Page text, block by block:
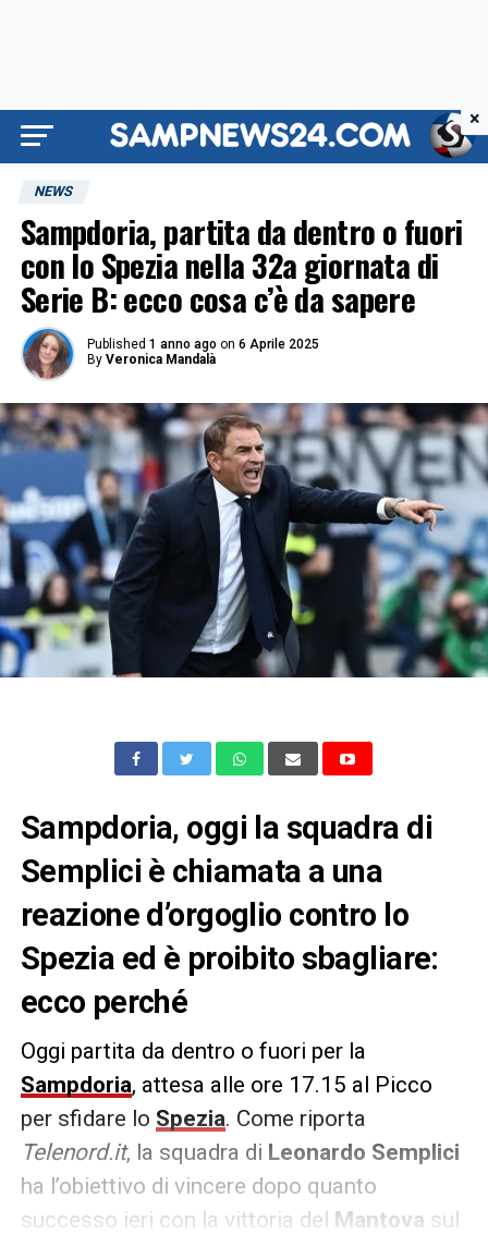
NEWS
Sampdoria, partita da dentro o fuori
con lo Spezia nella 32a giornata di
Serie B: ecco cosa c’è da sapere
Published 1 anno ago on 6 Aprile 2025
By Veronica Mandalà
Sampdoria, oggi la squadra di
Semplici è chiamata a una
reazione d’orgoglio contro lo
Spezia ed è proibito sbagliare:
ecco perché
Oggi partita da dentro o fuori per la
Sampdoria, attesa alle ore 17.15 al Picco
per sfidare lo Spezia. Come riporta
Telenord.it, la squadra di Leonardo Semplici
ha l’obiettivo di vincere dopo quanto
successo ieri con la vittoria del Mantova sul
×